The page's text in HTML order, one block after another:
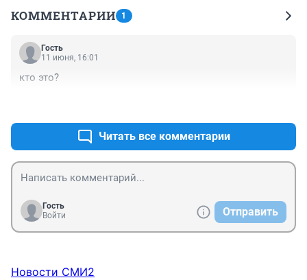
КОММЕНТАРИИ 1
Гость
11 июня, 16:01
кто это?
Читать все комментарии
Гость
Войти
Отправить
Новости СМИ2